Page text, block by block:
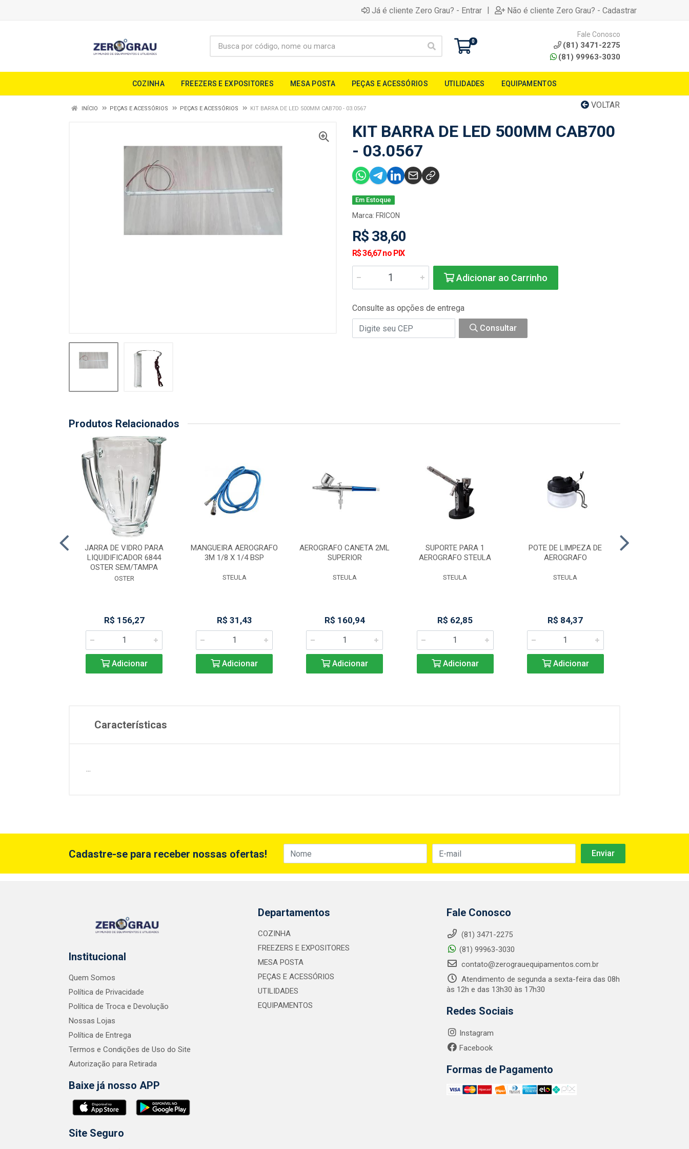
Já é cliente Zero Grau? - Entrar | Não é cliente Zero Grau? - Cadastrar
0
Fale Conosco
(81) 3471-2275
(81) 99963-3030
COZINHA FREEZERS E EXPOSITORES MESA POSTA PEÇAS E ACESSÓRIOS UTILIDADES EQUIPAMENTOS
VOLTAR
INÍCIO PEÇAS E ACESSÓRIOS PEÇAS E ACESSÓRIOS KIT BARRA DE LED 500MM CAB700 - 03.0567
KIT BARRA DE LED 500MM CAB700
- 03.0567
Em Estoque
Marca: FRICON
R$ 38,60
R$ 36,67 no PIX
Adicionar ao Carrinho
Consulte as opções de entrega
Consultar
Produtos Relacionados
JARRA DE VIDRO PARA
LIQUIDIFICADOR 6844
OSTER SEM/TAMPA
OSTER
R$ 156,27
Adicionar
MANGUEIRA AEROGRAFO
3M 1/8 X 1/4 BSP
STEULA
R$ 31,43
Adicionar
AEROGRAFO CANETA 2ML
SUPERIOR
STEULA
R$ 160,94
Adicionar
SUPORTE PARA 1
AEROGRAFO STEULA
STEULA
R$ 62,85
Adicionar
POTE DE LIMPEZA DE
AEROGRAFO
STEULA
R$ 84,37
Adicionar
Características
...
Cadastre-se para receber nossas ofertas!
Institucional
Quem Somos
Política de Privacidade
Política de Troca e Devolução
Nossas Lojas
Política de Entrega
Termos e Condições de Uso do Site
Autorização para Retirada
Baixe já nosso APP
Site Seguro
Departamentos
COZINHA
FREEZERS E EXPOSITORES
MESA POSTA
PEÇAS E ACESSÓRIOS
UTILIDADES
EQUIPAMENTOS
Fale Conosco
(81) 3471-2275
(81) 99963-3030
contato@zerograuequipamentos.com.br
Atendimento de segunda a sexta-feira das 08h
às 12h e das 13h30 às 17h30
Redes Sociais
Instagram
Facebook
Formas de Pagamento